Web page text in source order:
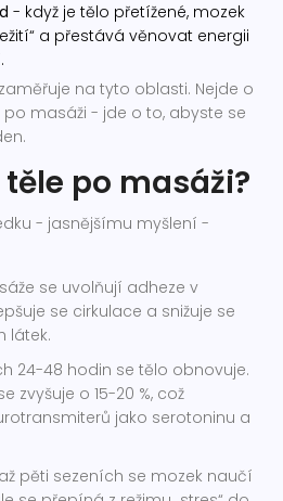
- když je tělo přetížené, mozek
a přestává věnovat energii
na tyto oblasti. Nejde o
masáži - jde o to, abyste se
po masáži?
- jasnějšímu myšlení -
se uvolňují adheze v
se cirkulace a snižuje se
látek.
24-48 hodin se tělo obnovuje.
zvyšuje o 15-20 %, což
jako serotoninu a
pěti sezeních se mozek naučí